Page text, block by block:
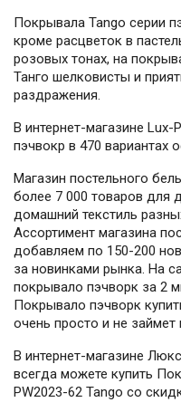
Покрывала Tango серии
кроме расцветок в
розовых тонах, на
Танго шелковисты и
раздражения.
В интернет-магазине
пэчвокр в 470 вариантах
Магазин постельного
более 7 000 товаров для
домашний текстиль
Ассортимент магазина
добавляем по 150-200
за новинками рынка. На
покрывало пэчворк за 2
Покрывало пэчворк
очень просто и не займет
В интернет-магазине
всегда можете купить
PW2023-62 Tango со